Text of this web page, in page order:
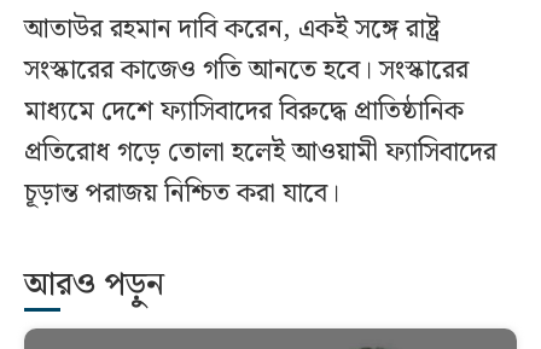
আতাউর রহমান দাবি করেন, একই সঙ্গে রাষ্ট্র
সংস্কারের কাজেও গতি আনতে হবে। সংস্কারের
মাধ্যমে দেশে ফ্যাসিবাদের বিরুদ্ধে প্রাতিষ্ঠানিক
প্রতিরোধ গড়ে তোলা হলেই আওয়ামী ফ্যাসিবাদের
চূড়ান্ত পরাজয় নিশ্চিত করা যাবে।
আরও পড়ুন